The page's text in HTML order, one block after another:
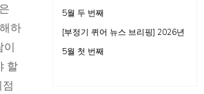
하
이
할
5월 두 번째
[부정기 퀴어 뉴스 브리핑] 2026년
5월 첫 번째